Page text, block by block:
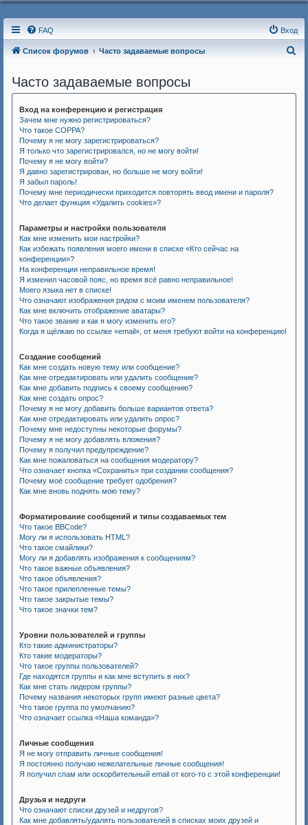
FAQ Вход
Список форумов Часто задаваемые вопросы
Часто задаваемые вопросы
Вход на конференцию и регистрация
Зачем мне нужно регистрироваться?
Что такое COPPA?
Почему я не могу зарегистрироваться?
Я только что зарегистрировался, но не могу войти!
Почему я не могу войти?
Я давно зарегистрирован, но больше не могу войти!
Я забыл пароль!
Почему мне периодически приходится повторять ввод имени и пароля?
Что делает функция «Удалить cookies»?
Параметры и настройки пользователя
Как мне изменить мои настройки?
Как избежать появления моего имени в списке «Кто сейчас на
конференции»?
На конференции неправильное время!
Я изменил часовой пояс, но время всё равно неправильное!
Моего языка нет в списке!
Что означают изображения рядом с моим именем пользователя?
Как мне включить отображение аватары?
Что такое звание и как я могу изменить его?
Когда я щёлкаю по ссылке «email», от меня требуют войти на конференцию!
Создание сообщений
Как мне создать новую тему или сообщение?
Как мне отредактировать или удалить сообщение?
Как мне добавить подпись к своему сообщению?
Как мне создать опрос?
Почему я не могу добавить больше вариантов ответа?
Как мне отредактировать или удалить опрос?
Почему мне недоступны некоторые форумы?
Почему я не могу добавлять вложения?
Почему я получил предупреждение?
Как мне пожаловаться на сообщения модератору?
Что означает кнопка «Сохранить» при создании сообщения?
Почему моё сообщение требует одобрения?
Как мне вновь поднять мою тему?
Форматирование сообщений и типы создаваемых тем
Что такое BBCode?
Могу ли я использовать HTML?
Что такое смайлики?
Могу ли я добавлять изображения к сообщениям?
Что такое важные объявления?
Что такое объявления?
Что такое прилепленные темы?
Что такое закрытые темы?
Что такое значки тем?
Уровни пользователей и группы
Кто такие администраторы?
Кто такие модераторы?
Что такое группы пользователей?
Где находятся группы и как мне вступить в них?
Как мне стать лидером группы?
Почему названия некоторых групп имеют разные цвета?
Что такое группа по умолчанию?
Что означает ссылка «Наша команда»?
Личные сообщения
Я не могу отправить личные сообщения!
Я постоянно получаю нежелательные личные сообщения!
Я получил спам или оскорбительный email от кого-то с этой конференции!
Друзья и недруги
Что означают списки друзей и недругов?
Как мне добавлять/удалять пользователей в списках моих друзей и